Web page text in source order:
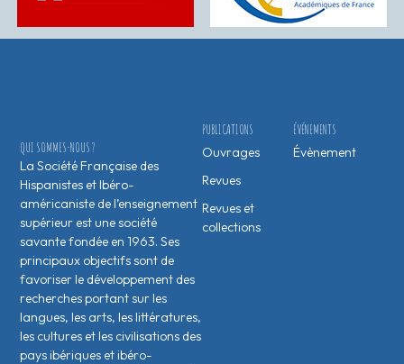
ÉVÉNEMENTS
Évènement
PUBLICATIONS
Ouvrages
Revues
Revues et
collections
QUI SOMMES-NOUS ?
La Société Française des
Hispanistes et Ibéro-
américaniste de l’enseignement
supérieur est une société
savante fondée en 1963. Ses
principaux objectifs sont de
favoriser le développement des
recherches portant sur les
langues, les arts, les littératures,
les cultures et les civilisations des
pays ibériques et ibéro-